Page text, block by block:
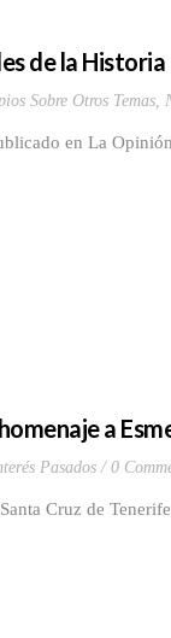
de la Historia
Sobre Otros Temas,
en La
a
Pasados 0
Cruz de Tenerife